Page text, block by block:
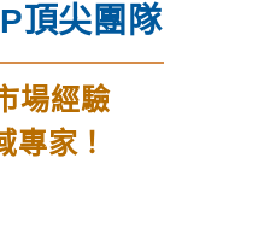
頂尖團隊
場經驗
專家！